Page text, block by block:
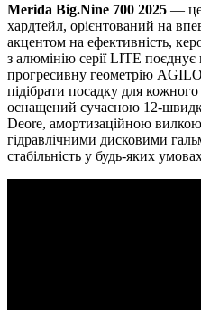
Merida Big.Nine 700 2025 — це
хардтейл, орієнтований на
акцентом на ефективність,
з алюмінію серії LITE поєднує
прогресивну геометрію
підібрати посадку для
оснащений сучасною 12-
Deore, амортизаційною
гідравлічними дисковими
стабільність у будь-яких